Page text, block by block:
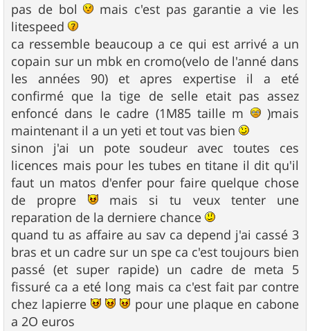
pas de bol
mais c'est pas garantie a vie les
litespeed
ca ressemble beaucoup a ce qui est arrivé a un
copain sur un mbk en cromo(velo de l'anné dans
les années 90) et apres expertise il a eté
confirmé que la tige de selle etait pas assez
enfoncé dans le cadre (1M85 taille m
)mais
maintenant il a un yeti et tout vas bien
sinon j'ai un pote soudeur avec toutes ces
licences mais pour les tubes en titane il dit qu'il
faut un matos d'enfer pour faire quelque chose
de propre
mais si tu veux tenter une
reparation de la derniere chance
quand tu as affaire au sav ca depend j'ai cassé 3
bras et un cadre sur un spe ca c'est toujours bien
passé (et super rapide) un cadre de meta 5
fissuré ca a eté long mais ca c'est fait par contre
chez lapierre
pour une plaque en cabone
a 2O euros